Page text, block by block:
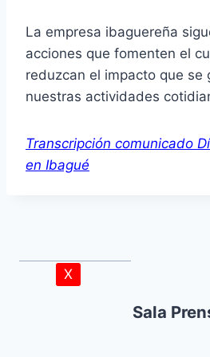
La empresa ibaguereña
acciones que fomenten el
reduzcan el impacto que se
nuestras actividades
Transcripción comunicado
en Ibagué
Sala
X